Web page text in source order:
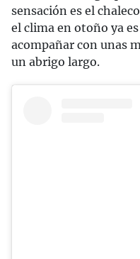
sensación es el
el clima en otoño ya
acompañar con unas
un abrigo largo.